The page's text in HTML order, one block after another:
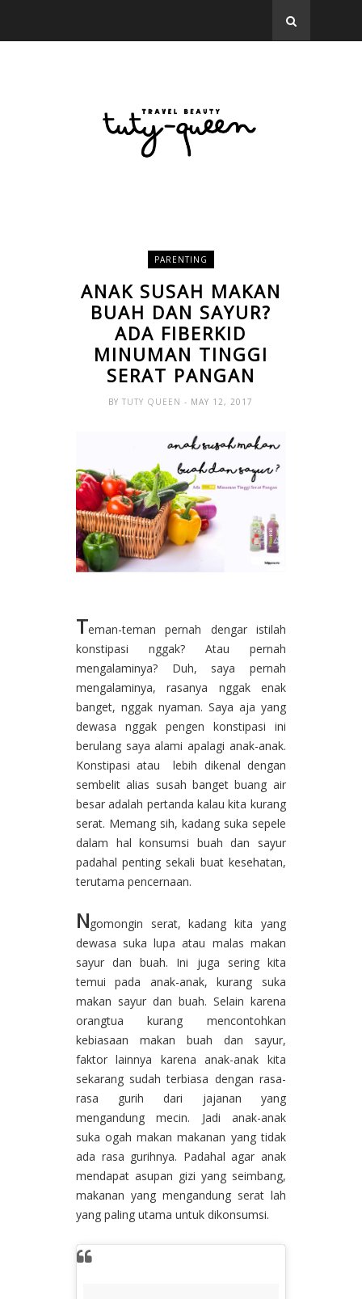
PARENTING
ANAK SUSAH MAKAN
BUAH DAN SAYUR?
ADA FIBERKID
MINUMAN TINGGI
SERAT PANGAN
BYTUTY QUEEN- MAY 12, 2017
Teman-teman pernah dengar istilah
konstipasi nggak? Atau pernah
mengalaminya? Duh, saya pernah
mengalaminya, rasanya nggak enak
banget, nggak nyaman. Saya aja yang
dewasa nggak pengen konstipasi ini
berulang saya alami apalagi anak-anak.
Konstipasi atau lebih dikenal dengan
sembelit alias susah banget buang air
besar adalah pertanda kalau kita kurang
serat. Memang sih, kadang suka sepele
dalam hal konsumsi buah dan sayur
padahal penting sekali buat kesehatan,
terutama pencernaan.
Ngomongin serat, kadang kita yang
dewasa suka lupa atau malas makan
sayur dan buah. Ini juga sering kita
temui pada anak-anak, kurang suka
makan sayur dan buah. Selain karena
orangtua kurang mencontohkan
kebiasaan makan buah dan sayur,
faktor lainnya karena anak-anak kita
sekarang sudah terbiasa dengan rasa-
rasa gurih dari jajanan yang
mengandung mecin. Jadi anak-anak
suka ogah makan makanan yang tidak
ada rasa gurihnya. Padahal agar anak
mendapat asupan gizi yang seimbang,
makanan yang mengandung serat lah
yang paling utama untuk dikonsumsi.